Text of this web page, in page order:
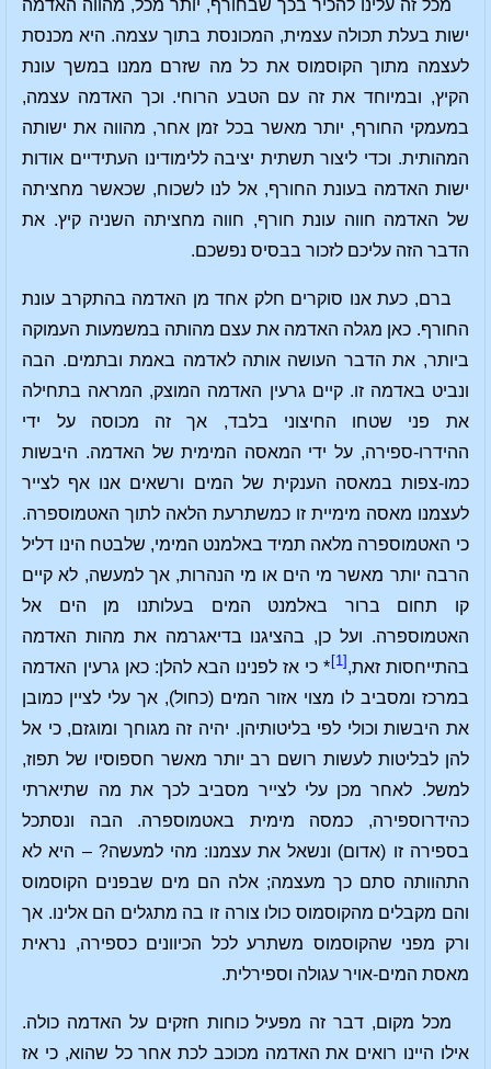
מכל זה עלינו להכיר בכך שבחורף, יותר מכל, מהווה האדמה
ישות בעלת תכולה עצמית, המכונסת בתוך עצמה. היא מכנסת
לעצמה מתוך הקוסמוס את כל מה שזרם ממנו במשך עונת
הקיץ, ובמיוחד את זה עם הטבע הרוחי. וכך האדמה עצמה,
במעמקי החורף, יותר מאשר בכל זמן אחר, מהווה את ישותה
המהותית. וכדי ליצור תשתית יציבה ללימודינו העתידיים אודות
ישות האדמה בעונת החורף, אל לנו לשכוח, שכאשר מחציתה
של האדמה חווה עונת חורף, חווה מחציתה השניה קיץ. את
הדבר הזה עליכם לזכור בבסיס נפשכם.
ברם, כעת אנו סוקרים חלק אחד מן האדמה בהתקרב עונת
החורף. כאן מגלה האדמה את עצם מהותה במשמעות העמוקה
ביותר, את הדבר העושה אותה לאדמה באמת ובתמים. הבה
ונביט באדמה זו. קיים גרעין האדמה המוצק, המראה בתחילה
את פני שטחו החיצוני בלבד, אך זה מכוסה על ידי
ההידרו-ספירה, על ידי המאסה המימית של האדמה. היבשות
כמו-צפות במאסה הענקית של המים ורשאים אנו אף לצייר
לעצמנו מאסה מימיית זו כמשתרעת הלאה לתוך האטמוספרה.
כי האטמוספרה מלאה תמיד באלמנט המימי, שלבטח הינו דליל
הרבה יותר מאשר מי הים או מי הנהרות, אך למעשה, לא קיים
קו תחום ברור באלמנט המים בעלותנו מן הים אל
האטמוספרה. ועל כן, בהציגנו בדיאגרמה את מהות האדמה
בהתייחסות זאת, [1]
* כי אז לפנינו הבא להלן: כאן גרעין האדמה
במרכז ומסביב לו מצוי אזור המים (כחול), אך עלי לציין כמובן
את היבשות וכולי לפי בליטותיהן. יהיה זה מגוחך ומוגזם, כי אל
להן לבליטות לעשות רושם רב יותר מאשר חספוסיו של תפוז,
למשל. לאחר מכן עלי לצייר מסביב לכך את מה שתיארתי
כהידרוספירה, כמסה מימית באטמוספרה. הבה ונסתכל
בספירה זו (אדום) ונשאל את עצמנו: מהי למעשה? – היא לא
התהוותה סתם כך מעצמה; אלה הם מים שבפנים הקוסמוס
והם מקבלים מהקוסמוס כולו צורה זו בה מתגלים הם אלינו. אך
ורק מפני שהקוסמוס משתרע לכל הכיוונים כספירה, נראית
מאסת המים-אויר עגולה וספירלית.
מכל מקום, דבר זה מפעיל כוחות חזקים על האדמה כולה.
אילו היינו רואים את האדמה מכוכב לכת אחר כל שהוא, כי אז